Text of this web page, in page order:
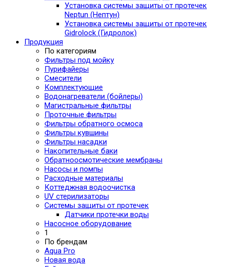
Установка системы защиты от протечек
Neptun (Нептун)
Установка системы защиты от протечек
Gidrolock (Гидролок)
Продукция
По категориям
Фильтры под мойку
Пурифайеры
Смесители
Комплектующие
Водонагреватели (бойлеры)
Магистральные фильтры
Проточные фильтры
Фильтры обратного осмоса
Фильтры кувшины
Фильтры насадки
Накопительные баки
Обратноосмотические мембраны
Насосы и помпы
Расходные материалы
Коттеджная водоочистка
UV стерилизаторы
Системы защиты от протечек
Датчики протечки воды
Насосное оборудование
1
По брендам
Aqua Pro
Новая вода